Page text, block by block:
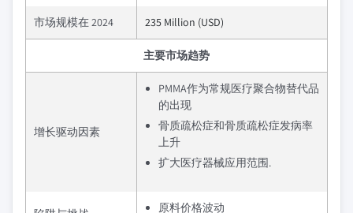
市场规模在 2024 235 Million (USD)
主要市场趋势
增长驱动因素
PMMA作为常规医疗聚合物替代品
的出现
骨质疏松症和骨质疏松症发病率
上升
扩大医疗器械应用范围.
原料价格波动